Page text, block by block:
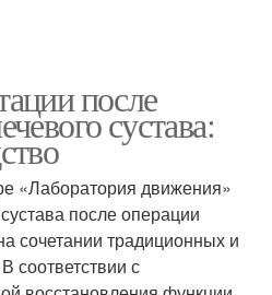
после
сустава:
«Лаборатория движения»
после операции
сочетании традиционных и
соответствии с